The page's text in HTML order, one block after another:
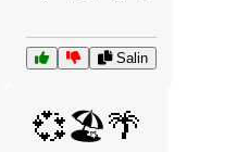
Salin
💞🏖️🌴